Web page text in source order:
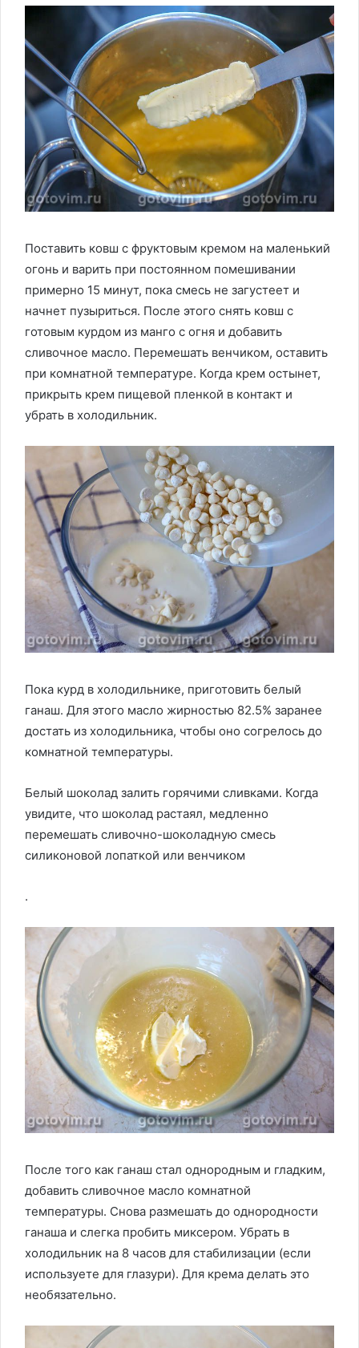
Поставить ковш с фруктовым кремом на маленький
огонь и варить при постоянном помешивании
примерно 15 минут, пока смесь не загустеет и
начнет пузыриться. После этого снять ковш с
готовым курдом из манго с огня и добавить
сливочное масло. Перемешать венчиком, оставить
при комнатной температуре. Когда крем остынет,
прикрыть крем пищевой пленкой в контакт и
убрать в холодильник.
Пока курд в холодильнике, приготовить белый
ганаш. Для этого масло жирностью 82.5% заранее
достать из холодильника, чтобы оно согрелось до
комнатной температуры.
Белый шоколад залить горячими сливками. Когда
увидите, что шоколад растаял, медленно
перемешать сливочно-шоколадную смесь
силиконовой лопаткой или венчиком
.
После того как ганаш стал однородным и гладким,
добавить сливочное масло комнатной
температуры. Снова размешать до однородности
ганаша и слегка пробить миксером. Убрать в
холодильник на 8 часов для стабилизации (если
используете для глазури). Для крема делать это
необязательно.